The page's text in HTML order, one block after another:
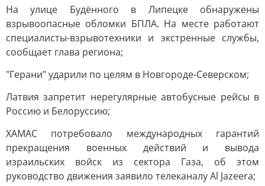
На улице Будённого в Липецке обнаружены
взрывоопасные обломки БПЛА. На месте работают
специалисты-взрывотехники и экстренные службы,
сообщает глава региона;
"Герани" ударили по целям в Новгороде-Северском;
Латвия запретит нерегулярные автобусные рейсы в
Россию и Белоруссию;
ХАМАС потребовало международных гарантий
прекращения военных действий и вывода
израильских войск из сектора Газа, об этом
руководство движения заявило телеканалу Al Jazeera;